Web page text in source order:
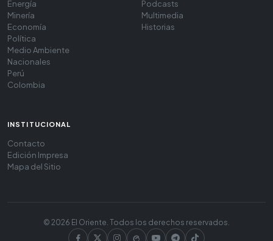
Energía
Minería
Economía
Política
Medio Ambiente
Nacionales
Perú
Colombia
Podcasts
Multimedia
Historias
INSTITUCIONAL
Contacto
Edición Impresa
Mapa del Sitio
© 2026 El Oriente. Todos los derechos reservados.